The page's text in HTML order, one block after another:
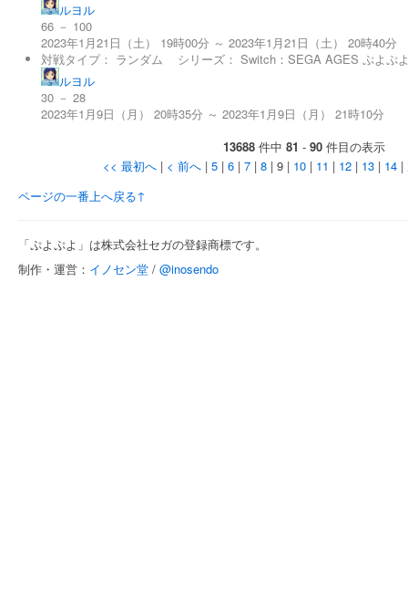
ルヨル
66 － 100
2023年1月21日（土） 19時00分 ～ 2023年1月21日（土） 20時40分
対戦タイプ： ランダム シリーズ： Switch：SEGA AGES ぷよぷ
ルヨル
30 － 28
2023年1月9日（月） 20時35分 ～ 2023年1月9日（月） 21時10分
13688件中 81 - 90件目の表示
<< 最初へ | < 前へ | 5 | 6 | 7 | 8 | 9 | 10 | 11 | 12 | 13 | 14 |
ページの一番上へ戻る↑
「ぷよぷよ」は株式会社セガの登録商標です。
制作・運営： イノセン堂 / @inosendo